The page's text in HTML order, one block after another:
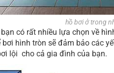
hồ bơi ở trong
có rất nhiều lựa chọn về
hình tròn sẽ đảm bảo các
lội cho cả gia đình của bạn.